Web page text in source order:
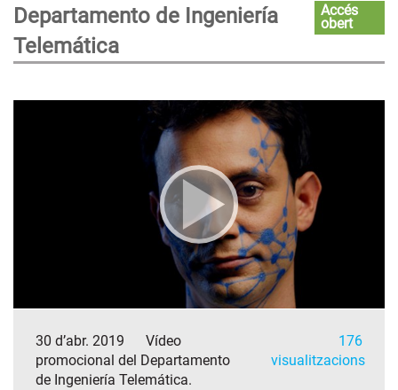
Departamento de Ingeniería
Telemática
Accés
obert
30 d’abr. 2019
Vídeo
promocional del Departamento
de Ingeniería Telemática.
176
visualitzacions